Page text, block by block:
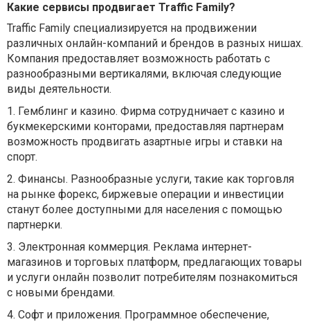
Какие сервисы продвигает Traffic Family?
Traffic Family специализируется на продвижении
различных онлайн-компаний и брендов в разных нишах.
Компания предоставляет возможность работать с
разнообразными вертикалями, включая следующие
виды деятельности.
1. Гемблинг и казино. Фирма сотрудничает с казино и
букмекерскими конторами, предоставляя партнерам
возможность продвигать азартные игры и ставки на
спорт.
2. Финансы. Разнообразные услуги, такие как торговля
на рынке форекс, биржевые операции и инвестиции
станут более доступными для населения с помощью
партнерки.
3. Электронная коммерция. Реклама интернет-
магазинов и торговых платформ, предлагающих товары
и услуги онлайн позволит потребителям познакомиться
с новыми брендами.
4. Софт и приложения. Программное обеспечение,